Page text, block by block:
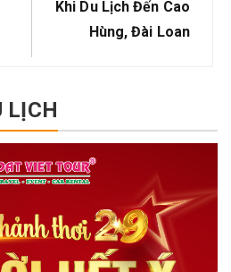
Khi Du Lịch Đến Cao
Hùng, Đài Loan
LỊCH